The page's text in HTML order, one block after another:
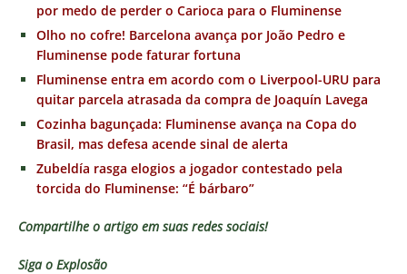
por medo de perder o Carioca para o Fluminense
Olho no cofre! Barcelona avança por João Pedro e
Fluminense pode faturar fortuna
Fluminense entra em acordo com o Liverpool-URU para
quitar parcela atrasada da compra de Joaquín Lavega
Cozinha bagunçada: Fluminense avança na Copa do
Brasil, mas defesa acende sinal de alerta
Zubeldía rasga elogios a jogador contestado pela
torcida do Fluminense: “É bárbaro”
Compartilhe o artigo em suas redes sociais!
Siga o Explosão